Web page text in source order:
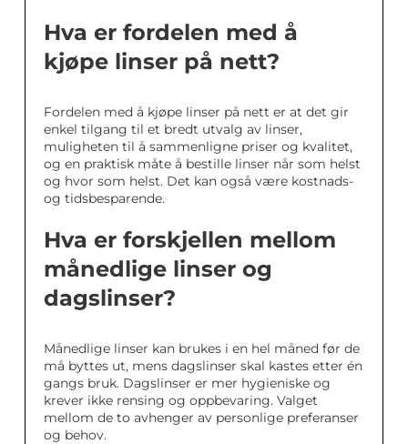
Hva er fordelen med å
kjøpe linser på nett?
Fordelen med å kjøpe linser på nett er at det gir
enkel tilgang til et bredt utvalg av linser,
muligheten til å sammenligne priser og kvalitet,
og en praktisk måte å bestille linser når som helst
og hvor som helst. Det kan også være kostnads-
og tidsbesparende.
Hva er forskjellen mellom
månedlige linser og
dagslinser?
Månedlige linser kan brukes i en hel måned før de
må byttes ut, mens dagslinser skal kastes etter én
gangs bruk. Dagslinser er mer hygieniske og
krever ikke rensing og oppbevaring. Valget
mellom de to avhenger av personlige preferanser
og behov.